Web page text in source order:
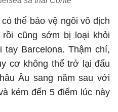
thể bảo vệ ngôi vô địch
cũng sớm bị loại khỏi
tay Barcelona. Thậm chí,
cơ không thể trở lại đấu
Âu sang năm sau với
kém đến 5 điểm lúc này